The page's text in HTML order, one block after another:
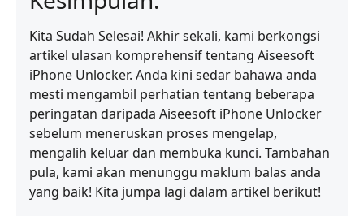
Kita Sudah Selesai! Akhir sekali, kami berkongsi
artikel ulasan komprehensif tentang Aiseesoft
iPhone Unlocker. Anda kini sedar bahawa anda
mesti mengambil perhatian tentang beberapa
peringatan daripada Aiseesoft iPhone Unlocker
sebelum meneruskan proses mengelap,
mengalih keluar dan membuka kunci. Tambahan
pula, kami akan menunggu maklum balas anda
yang baik! Kita jumpa lagi dalam artikel berikut!